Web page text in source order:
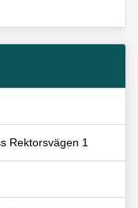
Rektorsvägen 1